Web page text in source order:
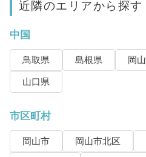
近隣のエリアから探す
中国
鳥取県 島根県 岡
山口県
市区町村
岡山市 岡山市北区